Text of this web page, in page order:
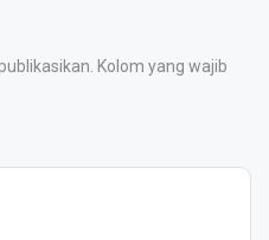
Kolom yang wajib